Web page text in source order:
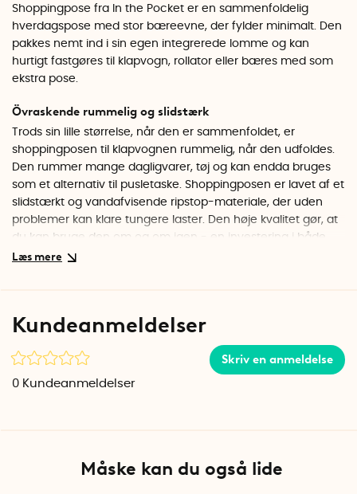
Shoppingpose fra In the Pocket er en sammenfoldelig
hverdagspose med stor bæreevne, der fylder minimalt. Den
pakkes nemt ind i sin egen integrerede lomme og kan
hurtigt fastgøres til klapvogn, rollator eller bæres med som
ekstra pose.
Övraskende rummelig og slidstærk
Trods sin lille størrelse, når den er sammenfoldet, er
shoppingposen til klapvognen rummelig, når den udfoldes.
Den rummer mange dagligvarer, tøj og kan endda bruges
som et alternativ til pusletaske. Shoppingposen er lavet af et
slidstærkt og vandafvisende ripstop-materiale, der uden
problemer kan klare tungere laster. Den høje kvalitet gør, at
du kan bruge den om og om igen - en investering i både
funktion og holdbarhed.
nemt at fastgøre den til en klapvogn eller rollator.
velcroen og fastgør på to steder på håndtaget, så har du
den altid lige ved hånden, når du er ude.
pusletasken. Det gør den perfekt at have med sig, klar til at
Kundeanmeldelser
Skriv en anmeldelse
0 Kundeanmeldelser
Måske kan du også lide